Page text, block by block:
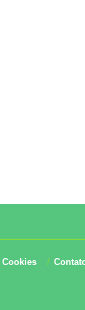
Cookies